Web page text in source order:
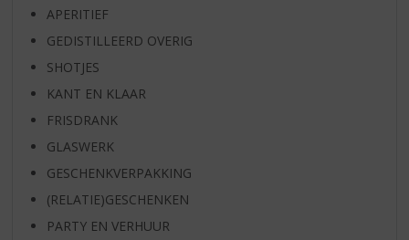
APERITIEF
GEDISTILLEERD OVERIG
SHOTJES
KANT EN KLAAR
FRISDRANK
GLASWERK
GESCHENKVERPAKKING
(RELATIE)GESCHENKEN
PARTY EN VERHUUR